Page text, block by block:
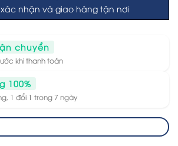
nhận và giao hàng tận nơi
chuyển
khi thanh toán
100%
1 đổi 1 trong 7 ngày